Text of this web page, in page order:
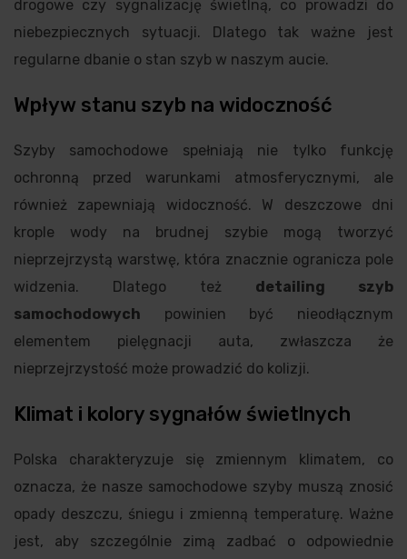
drogowe czy sygnalizację świetlną, co prowadzi do
niebezpiecznych sytuacji. Dlatego tak ważne jest
regularne dbanie o stan szyb w naszym aucie.
Wpływ stanu szyb na widoczność
Szyby samochodowe spełniają nie tylko funkcję
ochronną przed warunkami atmosferycznymi, ale
również zapewniają widoczność. W deszczowe dni
krople wody na brudnej szybie mogą tworzyć
nieprzejrzystą warstwę, która znacznie ogranicza pole
widzenia. Dlatego też detailing szyb
samochodowych powinien być nieodłącznym
elementem pielęgnacji auta, zwłaszcza że
nieprzejrzystość może prowadzić do kolizji.
Klimat i kolory sygnałów świetlnych
Polska charakteryzuje się zmiennym klimatem, co
oznacza, że nasze samochodowe szyby muszą znosić
opady deszczu, śniegu i zmienną temperaturę. Ważne
jest, aby szczególnie zimą zadbać o odpowiednie